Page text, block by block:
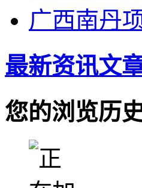
广西南丹
最新资讯文
您的浏览历